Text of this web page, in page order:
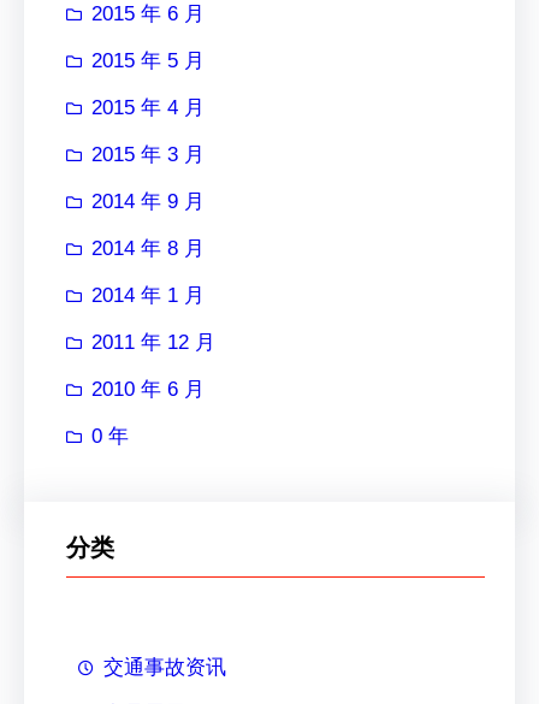
2015 年 6 月
2015 年 5 月
2015 年 4 月
2015 年 3 月
2014 年 9 月
2014 年 8 月
2014 年 1 月
2011 年 12 月
2010 年 6 月
0 年
分类
交通事故资讯